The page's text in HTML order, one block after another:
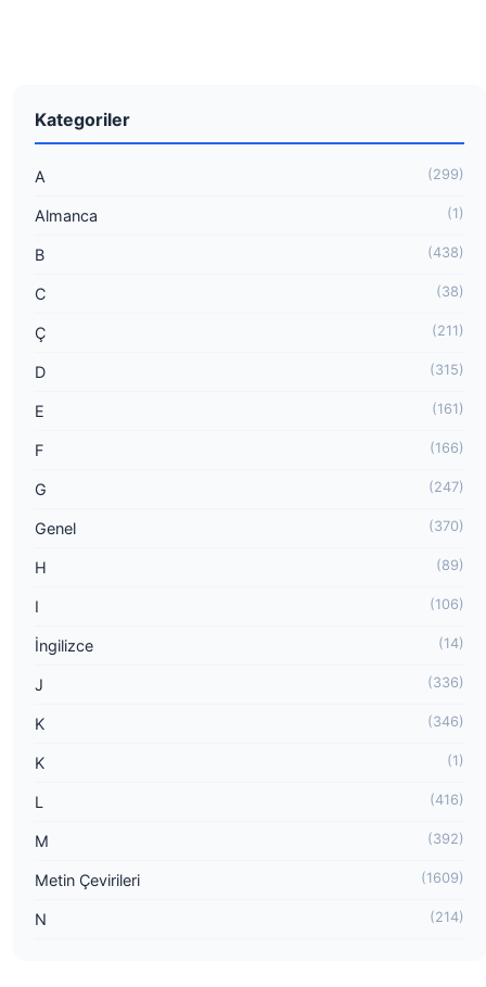
Kategoriler
A (299)
Almanca (1)
B (438)
C (38)
Ç (211)
D (315)
E (161)
F (166)
G (247)
Genel (370)
H (89)
I (106)
İngilizce (14)
J (336)
K (346)
K (1)
L (416)
M (392)
Metin Çevirileri (1609)
N (214)